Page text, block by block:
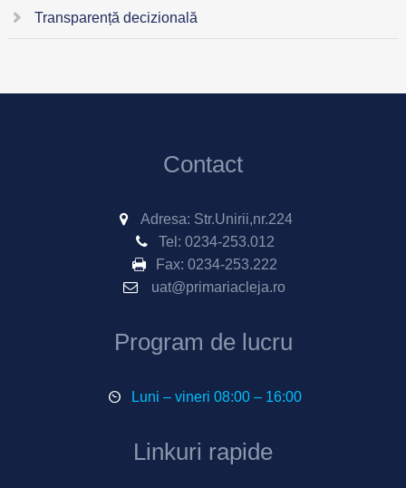
Transparență decizională
Contact
Adresa: Str.Unirii,nr.224
Tel: 0234-253.012
Fax: 0234-253.222
uat@primariacleja.ro
Program de lucru
Luni – vineri 08:00 – 16:00
Linkuri rapide